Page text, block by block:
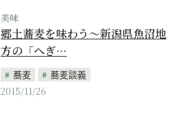
美味
郷土蕎麦を味わう～新潟県魚沼地
方の「へぎ…
蕎麦
蕎麦談義
2015/11/26